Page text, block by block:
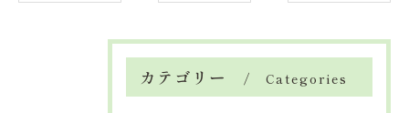
カテゴリー Categories